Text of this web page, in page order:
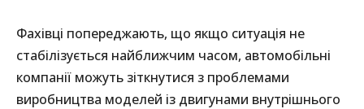
Фахівці попереджають, що якщо ситуація не
стабілізується найближчим часом, автомобільні
компанії можуть зіткнутися з проблемами
виробництва моделей із двигунами внутрішнього